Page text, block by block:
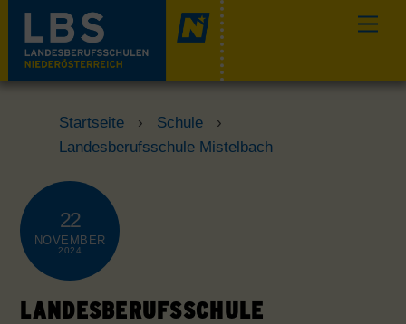
content
Startseite › Schule
›
Landesberufsschule Mistelbach
22
NOVEMBER
2024
LANDESBERUFSSCHULE